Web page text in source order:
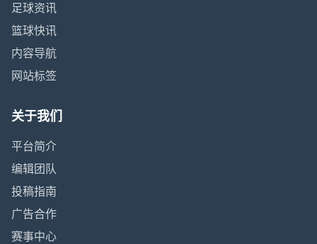
足球资讯
篮球快讯
内容导航
网站标签
关于我们
平台简介
编辑团队
投稿指南
广告合作
赛事中心